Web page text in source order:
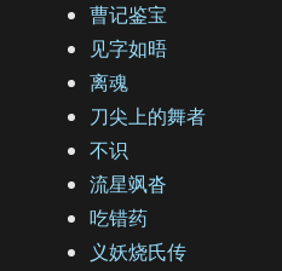
曹记鉴宝
见字如晤
离魂
刀尖上的舞者
不识
流星飒沓
吃错药
义妖烧氏传